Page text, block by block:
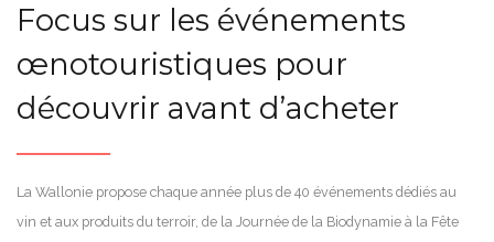
Focus sur les événements
œnotouristiques pour
découvrir avant d’acheter
La Wallonie propose chaque année plus de 40 événements dédiés au
vin et aux produits du terroir, de la Journée de la Biodynamie à la Fête